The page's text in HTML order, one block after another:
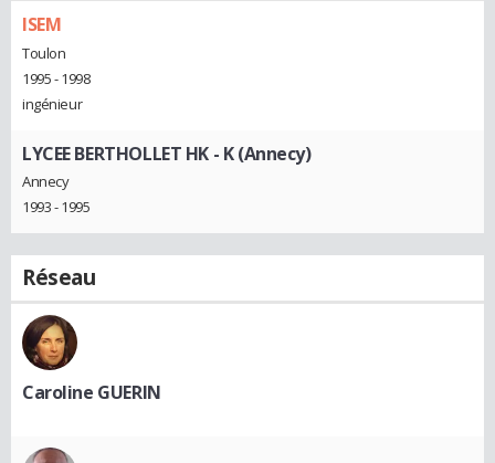
ISEM
Toulon
1995 - 1998
ingénieur
LYCEE BERTHOLLET HK - K (Annecy)
Annecy
1993 - 1995
Réseau
Caroline GUERIN